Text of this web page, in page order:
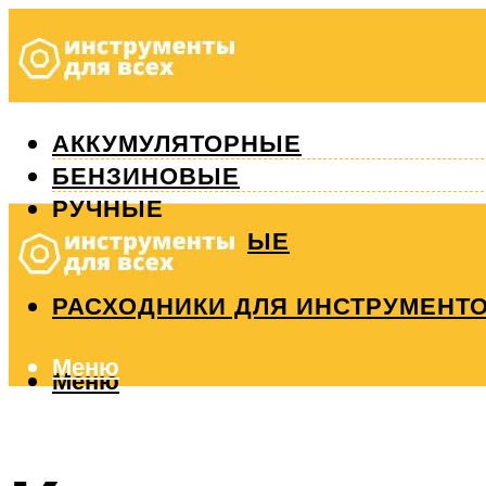
АККУМУЛЯТОРНЫЕ
БЕНЗИНОВЫЕ
РУЧНЫЕ
ИЗМЕРИТЕЛЬНЫЕ
РЕМОНТ
РАСХОДНИКИ ДЛЯ
Меню
Меню